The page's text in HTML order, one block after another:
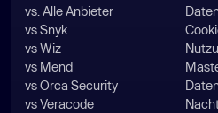
vs. Alle Anbieter
vs Snyk
vs Wiz
vs Mend
vs Orca Security
vs Veracode